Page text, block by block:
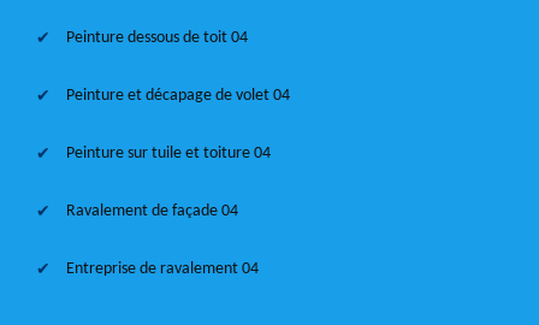
Peinture dessous de toit 04
Peinture et décapage de volet 04
Peinture sur tuile et toiture 04
Ravalement de façade 04
Entreprise de ravalement 04